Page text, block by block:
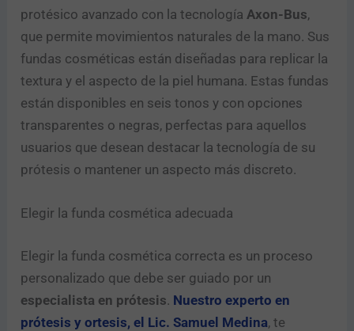
protésico avanzado con la tecnología Axon-Bus,
que permite movimientos naturales de la mano. Sus
fundas cosméticas están diseñadas para replicar la
textura y el aspecto de la piel humana. Estas fundas
están disponibles en seis tonos y con opciones
transparentes o negras, perfectas para aquellos
usuarios que desean destacar la tecnología de su
prótesis o mantener un aspecto más discreto.
Elegir la funda cosmética adecuada
Elegir la funda cosmética correcta es un proceso
personalizado que debe ser guiado por un
especialista en prótesis. Nuestro experto en
prótesis y ortesis, el Lic. Samuel Medina, te